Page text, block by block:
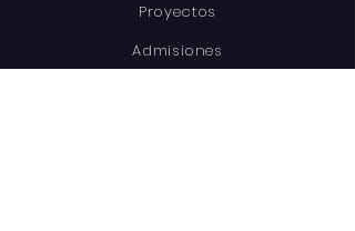
Proyectos
Admisiones